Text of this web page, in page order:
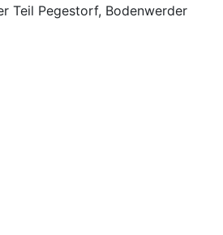
Teil Pegestorf, Bodenwerder